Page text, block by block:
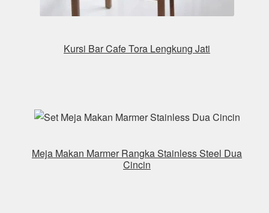
Kursi Bar Cafe Tora Lengkung Jati
Meja Makan Marmer Rangka Stainless Steel Dua
Cincin